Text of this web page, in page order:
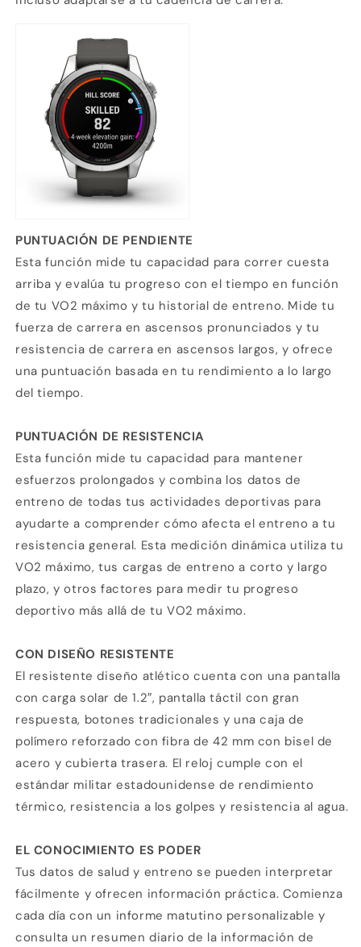
PUNTUACIÓN DE PENDIENTE
Esta función mide tu capacidad para correr cuesta
arriba y evalúa tu progreso con el tiempo en función
de tu VO2 máximo y tu historial de entreno. Mide tu
fuerza de carrera en ascensos pronunciados y tu
resistencia de carrera en ascensos largos, y ofrece
una puntuación basada en tu rendimiento a lo largo
del tiempo.
PUNTUACIÓN DE RESISTENCIA
Esta función mide tu capacidad para mantener
esfuerzos prolongados y combina los datos de
entreno de todas tus actividades deportivas para
ayudarte a comprender cómo afecta el entreno a tu
resistencia general. Esta medición dinámica utiliza tu
VO2 máximo, tus cargas de entreno a corto y largo
plazo, y otros factores para medir tu progreso
deportivo más allá de tu VO2 máximo.
CON DISEÑO RESISTENTE
El resistente diseño atlético cuenta con una pantalla
con carga solar de 1.2″, pantalla táctil con gran
respuesta, botones tradicionales y una caja de
polímero reforzado con fibra de 42 mm con bisel de
acero y cubierta trasera. El reloj cumple con el
estándar militar estadounidense de rendimiento
térmico, resistencia a los golpes y resistencia al agua.
EL CONOCIMIENTO ES PODER
Tus datos de salud y entreno se pueden interpretar
fácilmente y ofrecen información práctica. Comienza
cada día con un informe matutino personalizable y
consulta un resumen diario de la información de